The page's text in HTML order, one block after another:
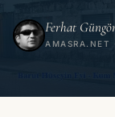
Ferhat
AMASRA.NET